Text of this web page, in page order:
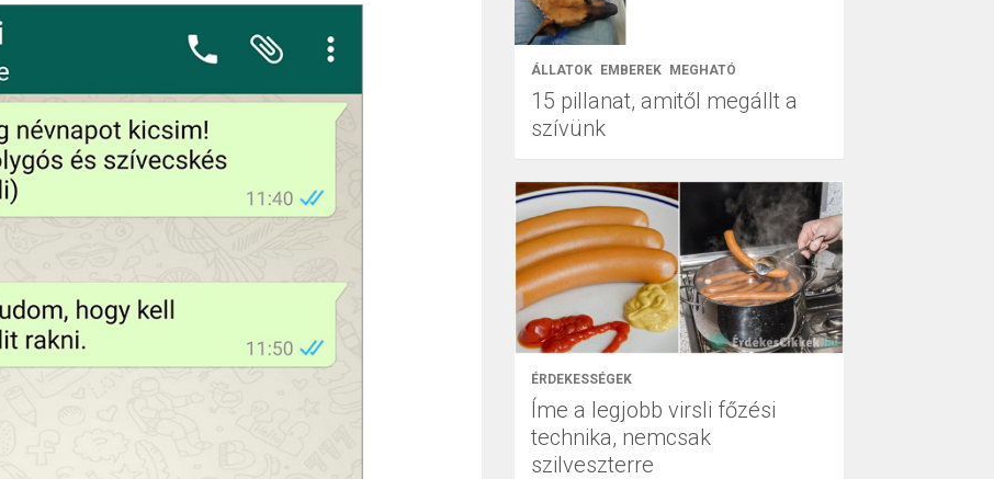
ÁLLATOK EMBEREK MEGHATÓ
15 pillanat, amitől megállt a
szívünk
ÉRDEKESSÉGEK
Íme a legjobb virsli főzési
technika, nemcsak
szilveszterre